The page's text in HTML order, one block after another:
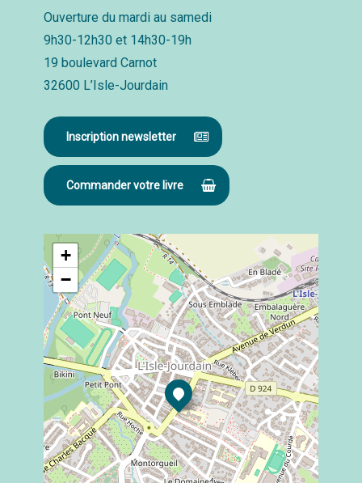
Ouverture du mardi au samedi
9h30-12h30 et 14h30-19h
19 boulevard Carnot
32600 L’Isle-Jourdain
Inscription newsletter
Commander votre livre
+
−